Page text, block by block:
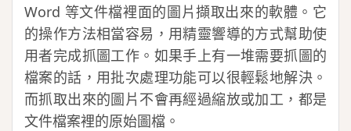
Word 等文件檔裡面的圖片擷取出來的軟體。它
的操作方法相當容易，用精靈響導的方式幫助使
用者完成抓圖工作。如果手上有一堆需要抓圖的
檔案的話，用批次處理功能可以很輕鬆地解決。
而抓取出來的圖片不會再經過縮放或加工，都是
文件檔案裡的原始圖檔。